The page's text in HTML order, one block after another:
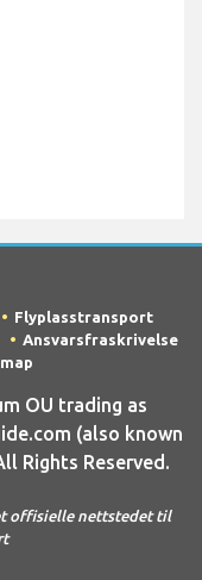
Flyplasstransport
Ansvarsfraskrivelse
OU trading as
(also known
Rights Reserved.
offisielle nettstedet til